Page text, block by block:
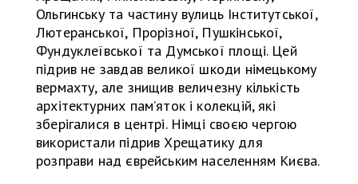
Ольгинську та частину вулиць Інститутської,
Лютеранської, Прорізної, Пушкінської,
Фундуклеївської та Думської площі. Цей
підрив не завдав великої шкоди німецькому
вермахту, але знищив величезну кількість
архітектурних пам’яток і колекцій, які
зберігалися в центрі. Німці своєю чергою
використали підрив Хрещатику для
розправи над єврейським населенням Києва.